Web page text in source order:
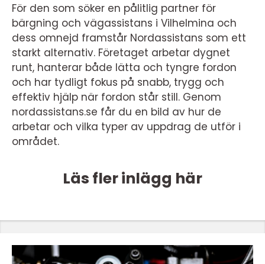
För den som söker en pålitlig partner för
bärgning och vägassistans i Vilhelmina och
dess omnejd framstår Nordassistans som ett
starkt alternativ. Företaget arbetar dygnet
runt, hanterar både lätta och tyngre fordon
och har tydligt fokus på snabb, trygg och
effektiv hjälp när fordon står still. Genom
nordassistans.se får du en bild av hur de
arbetar och vilka typer av uppdrag de utför i
området.
Läs fler inlägg här